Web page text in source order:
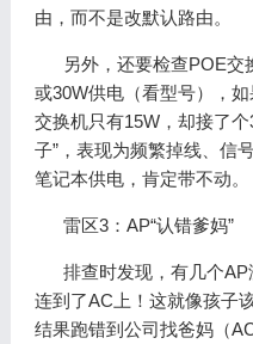
由，而不是改默认路由。
另外，还要检查POE交
或30W供电（看型号），
交换机只有15W，却接了
子”，表现为频繁掉线、
笔记本供电，肯定带不动。
雷区3：AP“认错爹妈”
排查时发现，有几个
连到了AC上！这就像孩子
结果跑错到公司找爸妈（